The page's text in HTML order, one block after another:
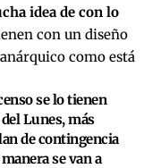
idea de con lo
con un diseño
como está
se lo tienen
Lunes, más
de contingencia
se van a